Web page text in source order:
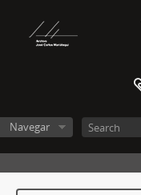
Navegar